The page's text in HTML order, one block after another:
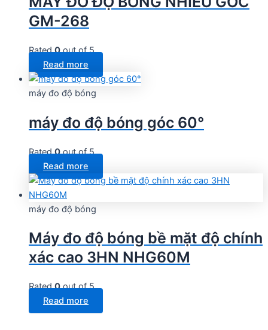
GM-268
Rated0out of 5
Read more
máy đo độ bóng
máy đo độ bóng góc 60°
Rated0out of 5
Read more
máy đo độ bóng
Máy đo độ bóng bề mặt độ chính
xác cao 3HN NHG60M
Rated0out of 5
Read more